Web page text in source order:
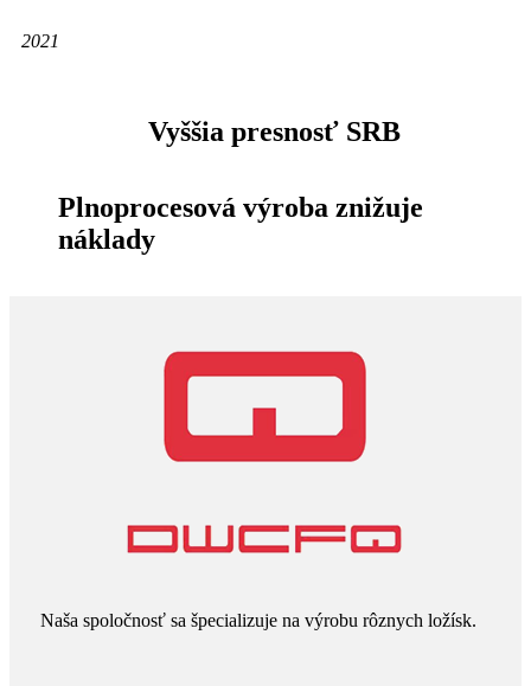
2021
Vyššia presnosť SRB
Plnoprocesová výroba znižuje
náklady
Naša spoločnosť sa špecializuje na výrobu rôznych ložísk.